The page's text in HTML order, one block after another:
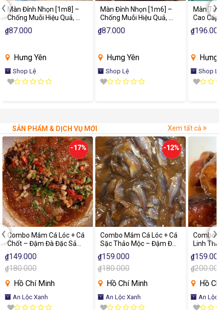
Màn Đỉnh Nhọn [1m8] –
Chống Muỗi Hiệu Quả, Bảo
Vệ Giấc Ngủ
₫87.000
Hưng Yên
Shop Lệ
Màn Đỉnh Nhọn [1m6] –
Chống Muỗi Hiệu Quả, Bảo
Vệ Giấc Ngủ
₫87.000
Hưng Yên
Shop Lệ
Màn Tự
Cao
Chống
Bảo Vệ
₫
Shop
‹ ›
SẢN PHẨM & DỊCH VỤ MỚI Xem tất cả
-17%
Combo Mắm Cá Lóc + Cá
Chốt – Đậm Đà Đặc Sản
Miền Tây
₫149.000
₫180.000
Hồ Chí Minh
An Lộc Xanh
-12%
Combo Mắm Cá Lóc + Cá
Sặc Thảo Mộc – Đậm Đà
Hương Vị Miền Tây
₫159.000
₫180.000
Hồ Chí Minh
An Lộc Xanh
Combo
Linh
Hương
₫
₫
Hồ
An
‹ ›